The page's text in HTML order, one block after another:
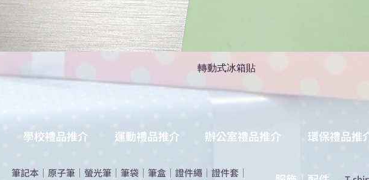
轉動式冰箱貼
學校禮品推介 運動禮品推介 辦公室禮品推介 環保禮品推
筆記本 ｜ 原子筆 ｜ 螢光筆 ｜ 筆袋 ｜ 筆盒 ｜ 證件繩 ｜ 證件套 ｜